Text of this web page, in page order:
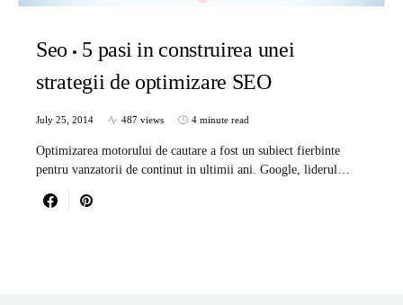
Seo
5 pasi in construirea unei
strategii de optimizare SEO
July 25, 2014 487 views 4 minute read
Optimizarea motorului de cautare a fost un subiect fierbinte
pentru vanzatorii de continut in ultimii ani. Google, liderul…